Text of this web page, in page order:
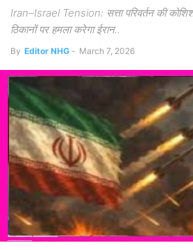
Iran–Israel Tension: सत्ता परिवर्तन की
ठिकानों पर हमला करेगा ईरान..
By Editor NHG - March 7, 2026